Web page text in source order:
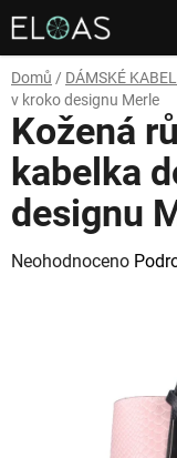
Přejít
na
obsah
Domů / DÁMSKÉ
v kroko designu Merle
Kožená
kabelka
designu
Průměrné
Neohodnoceno